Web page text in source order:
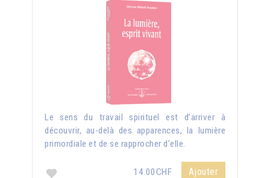
Le sens du travail spirituel est d’arriver à
découvrir, au-delà des apparences, la lumière
primordiale et de se rapprocher d’elle.
14.00CHF Ajouter